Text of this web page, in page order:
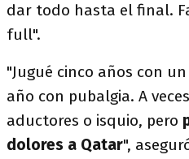
dar todo hasta el final.
full".
"Jugué cinco años con
año con pubalgia. A
aductores o isquio, pero
dolores a Qatar",